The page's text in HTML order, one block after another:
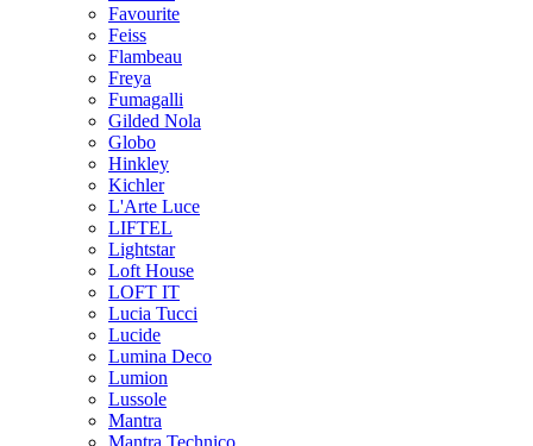
Favourite
Feiss
Flambeau
Freya
Fumagalli
Gilded Nola
Globo
Hinkley
Kichler
L'Arte Luce
LIFTEL
Lightstar
Loft House
LOFT IT
Lucia Tucci
Lucide
Lumina Deco
Lumion
Lussole
Mantra
Mantra Technico